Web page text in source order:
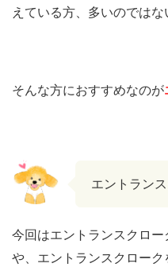
えている方、多いのではな
そんな方におすすめなのが
エントラン
今回はエントランスクロ
や、エントランスクロー